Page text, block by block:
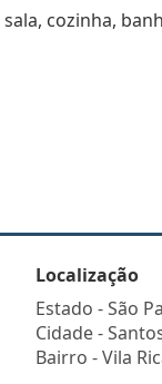
cozinha,
Localização
Estado -São
Cidade -
Bairro -Vila